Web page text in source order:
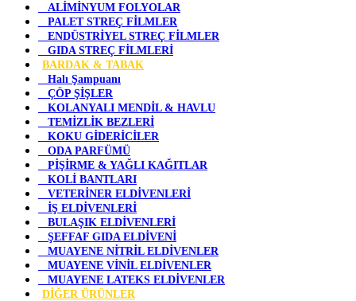
ALİMİNYUM FOLYOLAR
PALET STREÇ FİLMLER
ENDÜSTRİYEL STREÇ FİLMLER
GIDA STREÇ FİLMLERİ
BARDAK & TABAK
Halı Şampuanı
ÇÖP ŞİŞLER
KOLANYALI MENDİL & HAVLU
TEMİZLİK BEZLERİ
KOKU GİDERİCİLER
ODA PARFÜMÜ
PİŞİRME & YAĞLI KAĞITLAR
KOLİ BANTLARI
VETERİNER ELDİVENLERİ
İŞ ELDİVENLERİ
BULAŞIK ELDİVENLERİ
ŞEFFAF GIDA ELDİVENİ
MUAYENE NİTRİL ELDİVENLER
MUAYENE VİNİL ELDİVENLER
MUAYENE LATEKS ELDİVENLER
DİĞER ÜRÜNLER